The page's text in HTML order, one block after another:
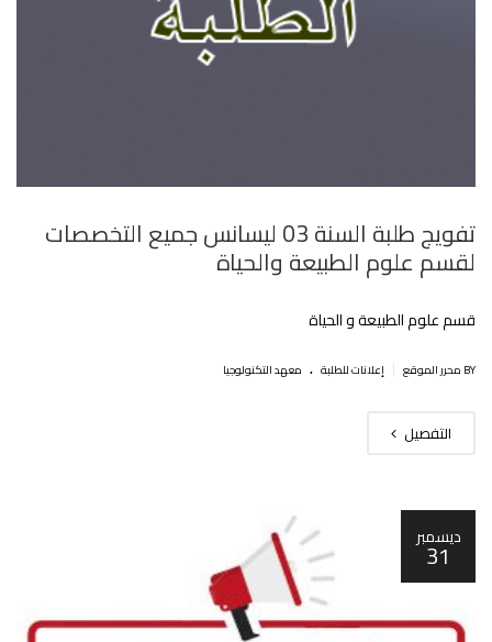
تفويج طلبة السنة 03 ليسانس جميع التخصصات
لقسم علوم الطبيعة والحياة
قسم علوم الطبيعة و الحياة
BY محرر الموقع إعلانات للطلبة . معهد التكنولوجيا
التفصيل
ديسمبر
31